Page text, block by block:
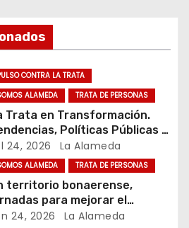
CONTRA LA TRATA
ALAMEDA
TRATA DE PERSONAS
Trata en Transformación.
Políticas Públicas y
Desafíos. Argentina y el
– Julio 2026
24, 2026 La Alameda
ALAMEDA TRATA DE PERSONAS
territorio bonaerense,
para mejorar el
en comunidad
24, 2026 La Alameda